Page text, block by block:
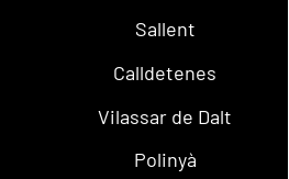
Sallent
Calldetenes
Vilassar de Dalt
Polinyà